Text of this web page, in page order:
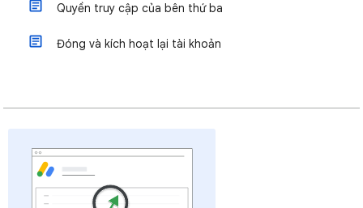
Quyền truy cập của bên thứ ba
Đóng và kích hoạt lại tài khoản